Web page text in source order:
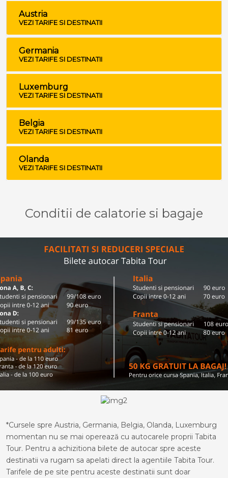
Austria
VEZI TARIFE SI DESTINATII
Germania
VEZI TARIFE SI DESTINATII
Luxemburg
VEZI TARIFE SI DESTINATII
Belgia
VEZI TARIFE SI DESTINATII
Olanda
VEZI TARIFE SI DESTINATII
Conditii de calatorie si bagaje
*Cursele spre Austria, Germania, Belgia, Olanda, Luxemburg
momentan nu se mai operează cu autocarele proprii Tabita
Tour. Pentru a achizitiona bilete de autocar spre aceste
destinatii va rugam sa apelati direct la agentiile Tabita Tour.
Tarifele de pe site pentru aceste destinatii sunt doar